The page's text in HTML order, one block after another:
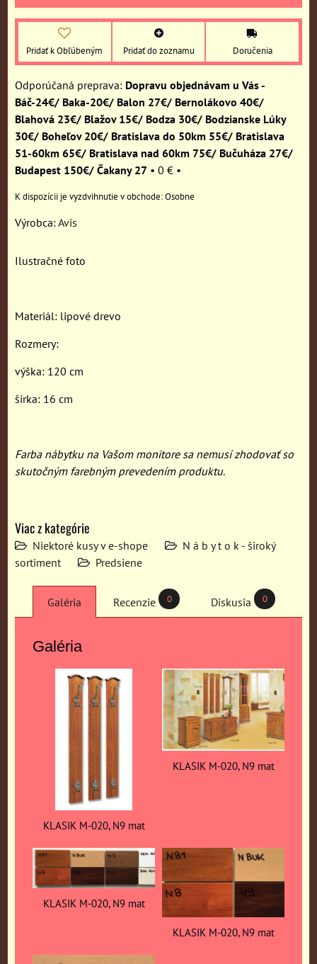
Pridať k Obľúbeným Pridať do zoznamu Doručenia
Dopravu objednávam u Vás -
Báč-24€/ Baka-20€/ Balon 27€/ Bernolákovo 40€/
Blahová 23€/ Blažov 15€/ Bodza 30€/ Bodzianske Lúky
30€/ Boheľov 20€/ Bratislava do 50km 55€/ Bratislava
51-60km 65€/ Bratislava nad 60km 75€/ Bučuháza 27€/
Budapest 150€/ Čakany 27 • 0 € •
Osobne
Výrobca:Avis
Ilustračné foto
Materiál: lipové drevo
Rozmery:
výška: 120 cm
šírka: 16 cm
Farba nábytku na Vašom monitore sa nemusí zhodovať so
skutočným farebným prevedením produktu.
Viac z kategórie
Niektoré kusy v e-shope
N á b y t o k - široký
sortiment
Predsiene
Galéria Recenzie 0 Diskusia 0
Galéria
KLASIK M-020, N9 mat
KLASIK M-020, N9 mat
KLASIK M-020, N9 mat
KLASIK M-020, N9 mat